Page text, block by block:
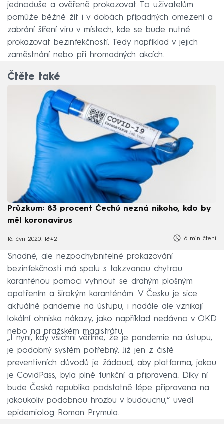
jednoduše a ověřeně prokazovat. To uživatelům
pomůže běžně žít i v dobách případných omezení a
zabrání šíření viru v místech, kde se bude nutné
prokazovat bezinfekčností. Tedy například v jejich
zaměstnání nebo při hromadných akcích.
Čtěte také
Průzkum: 83 procent Čechů nezná nikoho, kdo by
měl koronavirus
16. čvn 2020, 18:42 6 min čtení
Snadné, ale nezpochybnitelné prokazování
bezinfekčnosti má spolu s takzvanou chytrou
karanténou pomoci vyhnout se drahým plošným
opatřením a širokým karanténám. V Česku je sice
aktuálně pandemie na ústupu, i nadále ale vznikají
lokální ohniska nákazy, jako například nedávno v OKD
nebo na pražském magistrátu.
„I nyní, kdy všichni věříme, že je pandemie na ústupu,
je podobný systém potřebný. Již jen z čistě
preventivních důvodů je žádoucí, aby platforma, jakou
je CovidPass, byla plně funkční a připravená. Díky ní
bude Česká republika podstatně lépe připravena na
jakoukoliv podobnou hrozbu v budoucnu,“ uvedl
epidemiolog Roman Prymula.